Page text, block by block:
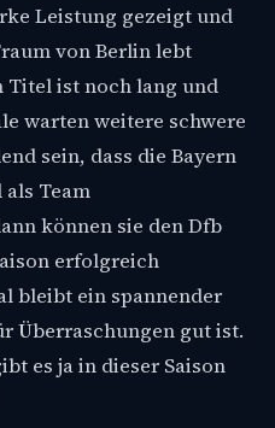
Leistung gezeigt und
von Berlin lebt
Titel ist noch lang und
warten weitere schwere
sein, dass die Bayern
Team
können sie den Dfb
erfolgreich
bleibt ein spannender
Überraschungen gut ist.
es ja in dieser Saison